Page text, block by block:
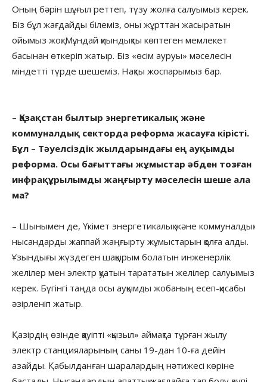
Оның бәрін шұғыл реттеп, түзу жолға салуымыз керек.
Біз бұл жағдайды білеміз, оны жұрттан жасыратын
ойымыз жоқ. Мұндай қиындықты көптеген мемлекет
басынан өткеріп жатыр. Біз «өсім ауруы» мәселесін
міндетті түрде шешеміз. Нақты жоспарымыз бар.
– Қазақстан былтыр энергетикалық және
коммуналдық секторда реформа жасауға кірісті.
Бұл – Тәуелсіздік жылдарындағы ең ауқымды
реформа. Осы бағыттағы жұмыстар әбден тозған
инфрақұрылымды жаңғырту мәселесін шеше ала
ма?
– Шынымен де, Үкімет энергетикалық және коммуналдық
нысандарды жаппай жаңғырту жұмыстарын қолға алды.
Ұзындығы жүздеген шақырым болатын инженерлік
желілер мен электр қуатын тарататын желілер салуымыз
керек. Бүгінгі таңда осы ауқымды жобаның есеп-қисабы
әзірленіп жатыр.
Қазірдің өзінде қауіпті «қызыл» аймақта тұрған жылу
электр станцияларының саны 19-дан 10-ға дейін
азайды. Қабылданған шаралардың нәтижесі көріне